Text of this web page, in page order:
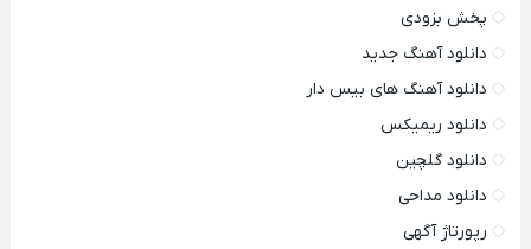
پخش بزودی
دانلود آهنگ جدید
دانلود آهنگ های بیس دار
دانلود ریمیکس
دانلود گلچین
دانلود مداحی
رپورتاژ آگهی